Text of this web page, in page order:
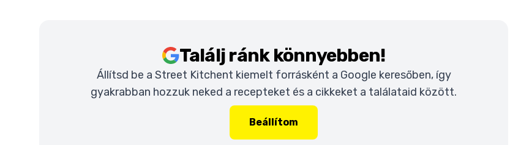
Találj ránk könnyebben!
Állítsd be a Street Kitchent kiemelt forrásként a Google keresőben, így
gyakrabban hozzuk neked a recepteket és a cikkeket a találataid között.
Beállítom